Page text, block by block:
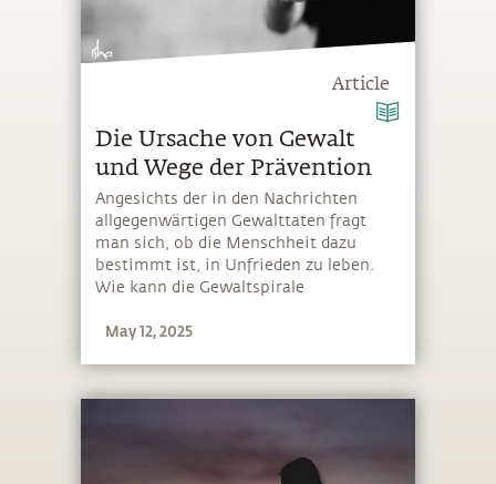
Article
Die Ursache von Gewalt
und Wege der Prävention
Angesichts der in den Nachrichten
allgegenwärtigen Gewalttaten fragt
man sich, ob die Menschheit dazu
bestimmt ist, in Unfrieden zu leben.
Wie kann die Gewaltspirale
Gewaltprävention umgesetzt werden?
May 12, 2025